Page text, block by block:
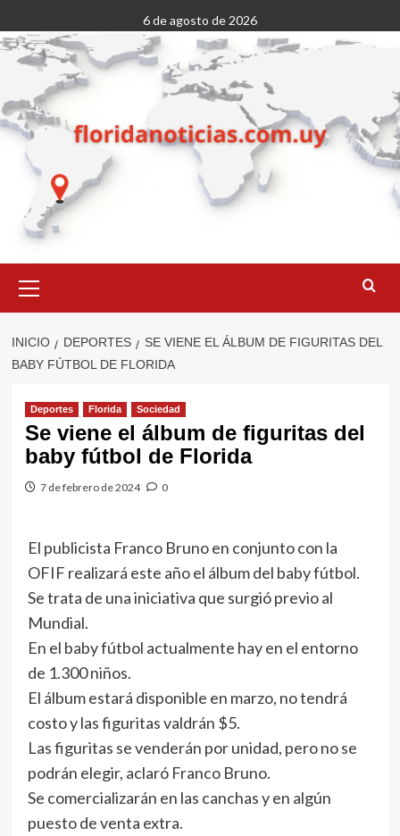
al
contenido
6 de agosto de 2026
primario
INICIO DEPORTES
SE VIENE EL ÁLBUM DE FIGURITAS DEL
BABY FÚTBOL DE FLORIDA
Deportes Florida Sociedad
Se viene el álbum de figuritas del
baby fútbol de Florida
7 de febrero de 2024 0
El publicista Franco Bruno en conjunto con la
OFIF realizará este año el álbum del baby fútbol.
Se trata de una iniciativa que surgió previo al
Mundial.
En el baby fútbol actualmente hay en el entorno
de 1.300 niños.
El álbum estará disponible en marzo, no tendrá
costo y las figuritas valdrán $5.
Las figuritas se venderán por unidad, pero no se
podrán elegir, aclaró Franco Bruno.
Se comercializarán en las canchas y en algún
puesto de venta extra.